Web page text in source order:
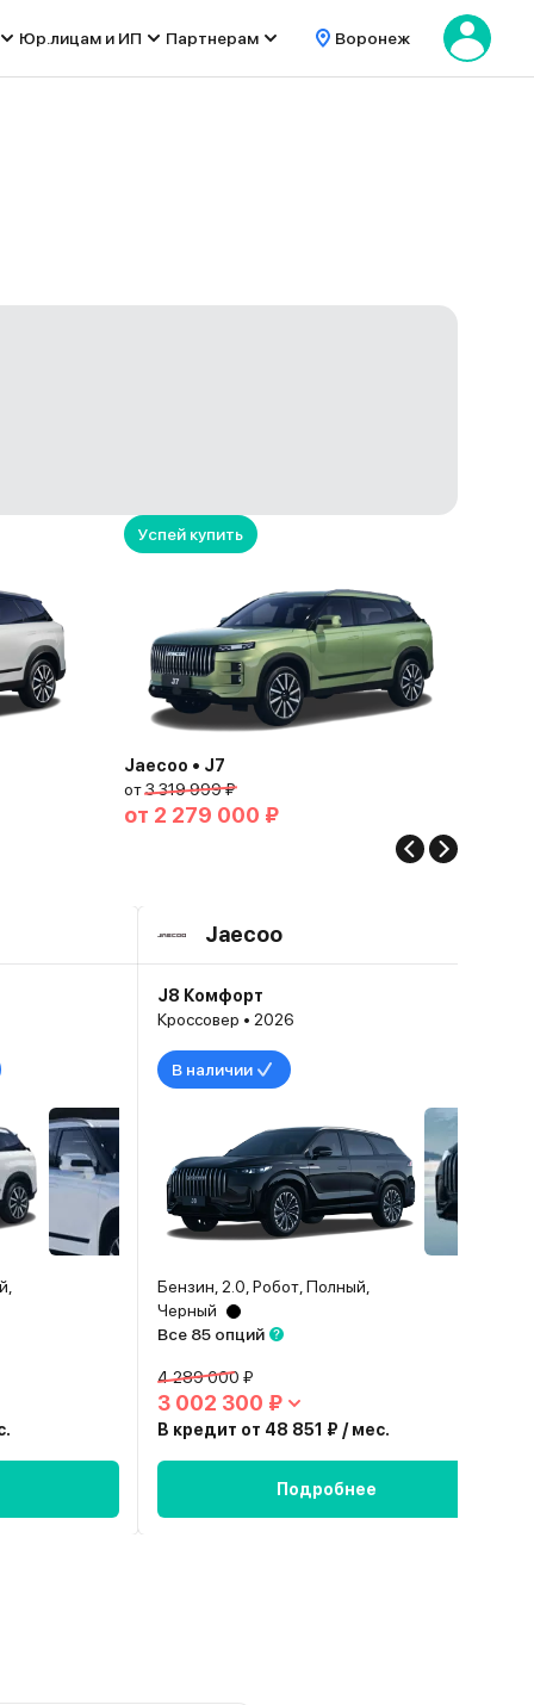
Юр.лицам и ИП Партнерам Воронеж
Успей купить
Jaecoo • J7
от3 319 999 ₽
от 2 279 000 ₽
Jaecoo
J8 Комфорт
Кроссовер • 2026
В наличии
Бензин, 2.0, Робот, Полный,
Черный
Все 85 опций
4 289 000 ₽
3 002 300 ₽
В кредит от 48 851 ₽ / мес.
Подробнее